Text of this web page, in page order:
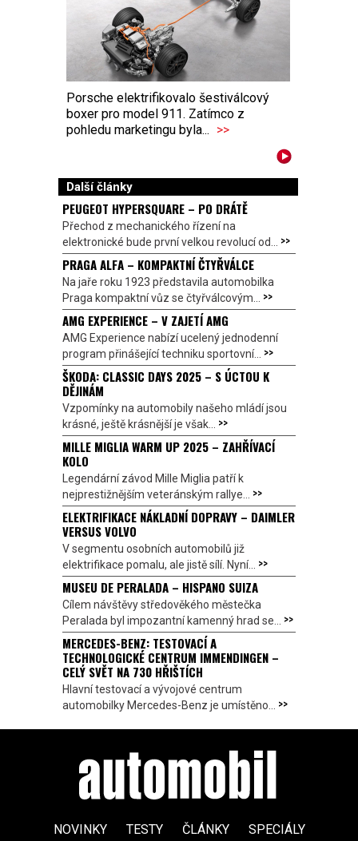
Porsche elektrifikovalo šestiválcový
boxer pro model 911. Zatímco z
pohledu marketingu byla... >>
Další články
PEUGEOT HYPERSQUARE – PO DRÁTĚ
Přechod z mechanického řízení na
elektronické bude první velkou revolucí od... >>
PRAGA ALFA – KOMPAKTNÍ ČTYŘVÁLCE
Na jaře roku 1923 představila automobilka
Praga kompaktní vůz se čtyřválcovým... >>
AMG EXPERIENCE – V ZAJETÍ AMG
AMG Experience nabízí ucelený jednodenní
program přinášející techniku sportovní... >>
ŠKODA: CLASSIC DAYS 2025 – S ÚCTOU K
DĚJINÁM
Vzpomínky na automobily našeho mládí jsou
krásné, ještě krásnější je však... >>
MILLE MIGLIA WARM UP 2025 – ZAHŘÍVACÍ
KOLO
Legendární závod Mille Miglia patří k
nejprestižnějším veteránským rallye... >>
ELEKTRIFIKACE NÁKLADNÍ DOPRAVY – DAIMLER
VERSUS VOLVO
V segmentu osobních automobilů již
elektrifikace pomalu, ale jistě sílí. Nyní... >>
MUSEU DE PERALADA – HISPANO SUIZA
Cílem návštěvy středověkého městečka
Peralada byl impozantní kamenný hrad se... >>
MERCEDES-BENZ: TESTOVACÍ A
TECHNOLOGICKÉ CENTRUM IMMENDINGEN –
CELÝ SVĚT NA 730 HŘIŠTÍCH
Hlavní testovací a vývojové centrum
automobilky Mercedes-Benz je umístěno... >>
NOVINKY TESTY ČLÁNKY SPECIÁLY